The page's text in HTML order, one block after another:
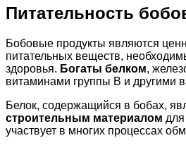
Питательность
Бобовые продукты являются
питательных веществ,
здоровья. Богаты белком,
витаминами группы В и другими
Белок, содержащийся в бобах,
строительным материалом
участвует в многих процессах